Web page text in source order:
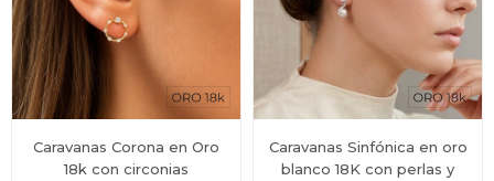
Caravanas Corona en Oro
18k con circonias
Caravanas Sinfónica en oro
blanco 18K con perlas y